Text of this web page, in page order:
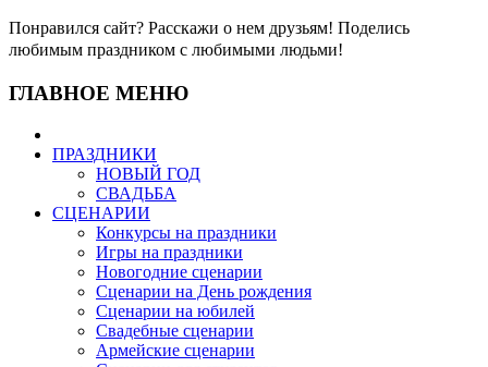
Понравился сайт? Расскажи о нем друзьям! Поделись
любимым праздником с любимыми людьми!
ГЛАВНОЕ МЕНЮ
ПРАЗДНИКИ
НОВЫЙ ГОД
СВАДЬБА
СЦЕНАРИИ
Конкурсы на праздники
Игры на праздники
Новогодние сценарии
Сценарии на День рождения
Сценарии на юбилей
Свадебные сценарии
Армейские сценарии